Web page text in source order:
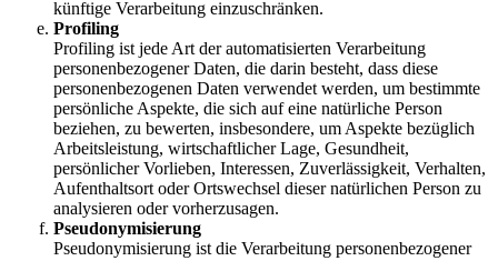
künftige Verarbeitung einzuschränken.
Profiling
Profiling ist jede Art der automatisierten Verarbeitung
personenbezogener Daten, die darin besteht, dass diese
personenbezogenen Daten verwendet werden, um bestimmte
persönliche Aspekte, die sich auf eine natürliche Person
beziehen, zu bewerten, insbesondere, um Aspekte bezüglich
Arbeitsleistung, wirtschaftlicher Lage, Gesundheit,
persönlicher Vorlieben, Interessen, Zuverlässigkeit, Verhalten,
Aufenthaltsort oder Ortswechsel dieser natürlichen Person zu
analysieren oder vorherzusagen.
Pseudonymisierung
Pseudonymisierung ist die Verarbeitung personenbezogener